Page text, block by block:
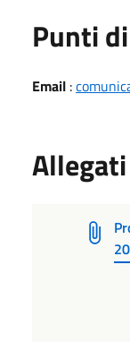
Punti
Email :
Allegati